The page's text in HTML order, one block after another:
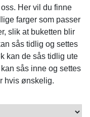
Her vil du finne
farger som passer
slik at buketten blir
sås tidlig og settes
kan de sås tidlig ute
sås inne og settes
hvis ønskelig.